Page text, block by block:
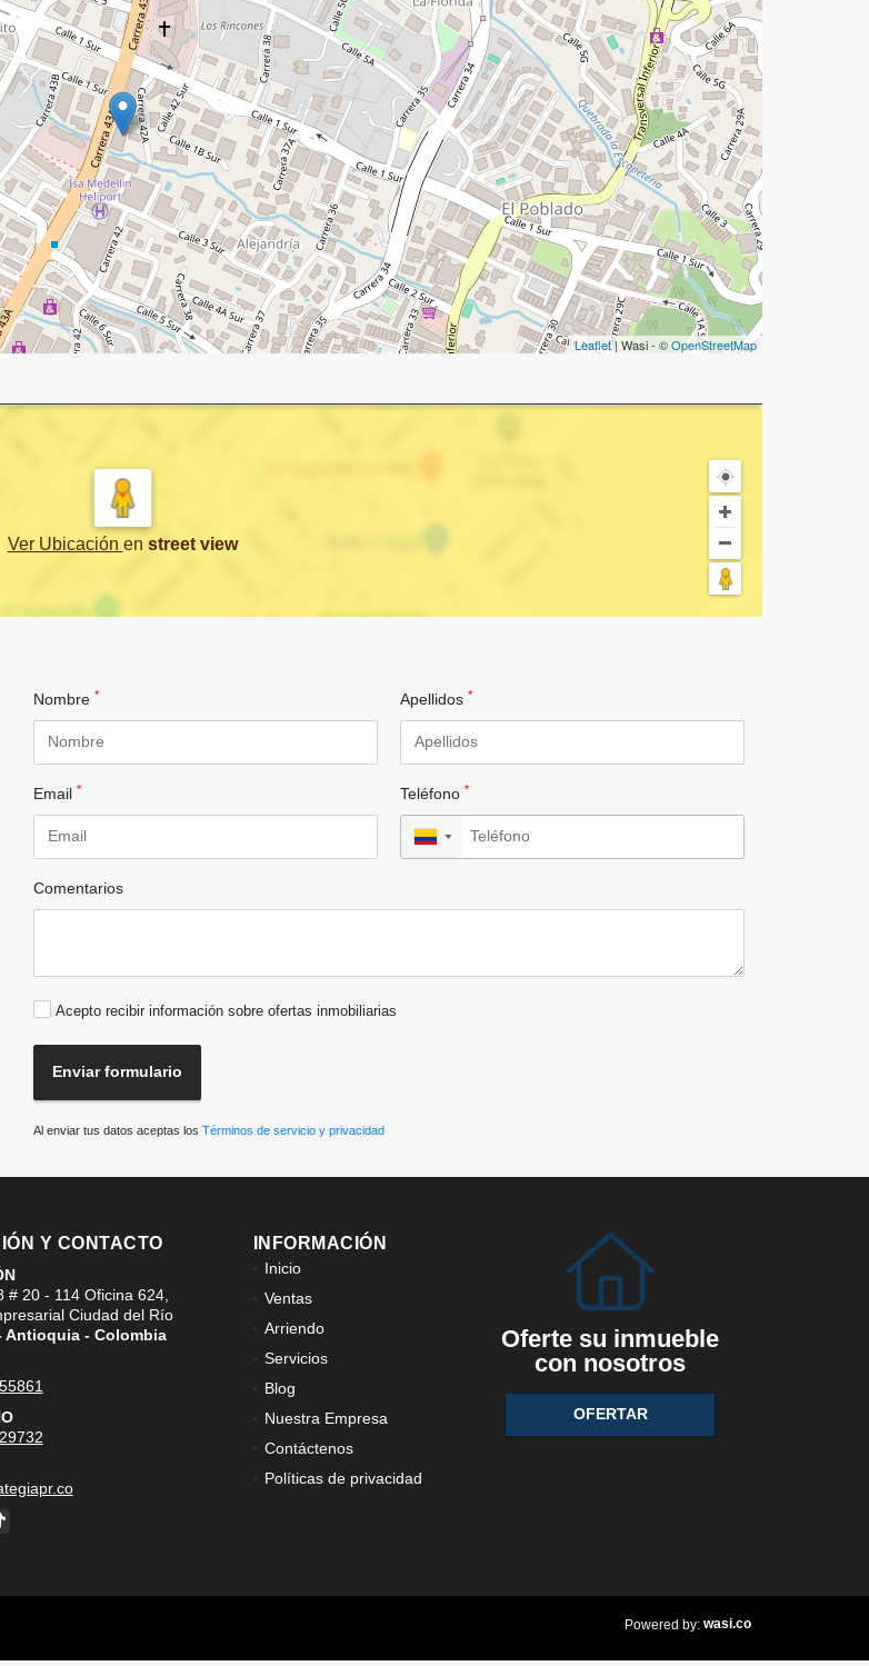
Leaflet| Wasi - ©OpenStreetMap
Ver Ubicación en street view
Nombre * Apellidos *
Email * Teléfono *
▼
Comentarios
Acepto recibir información sobre ofertas inmobiliarias
Enviar formulario
Al enviar tus datos aceptas los Términos de servicio y privacidad
Y CONTACTO
# 20 - 114 Oficina 624,
Ciudad del Río
Antioquia - Colombia
INFORMACIÓN
Inicio
Ventas
Arriendo
Servicios
Blog
Nuestra Empresa
Contáctenos
Políticas de privacidad
Oferte su inmueble
con nosotros
OFERTAR
Powered by: wasi.co